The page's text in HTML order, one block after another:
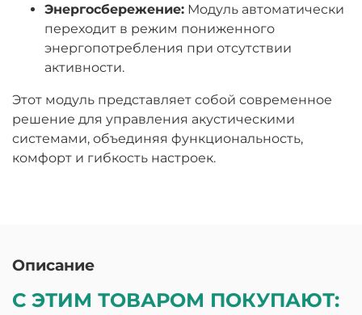
Энергосбережение: Модуль автоматически
переходит в режим пониженного
энергопотребления при отсутствии
активности.
Этот модуль представляет собой современное
решение для управления акустическими
системами, объединяя функциональность,
комфорт и гибкость настроек.
Описание
С ЭТИМ ТОВАРОМ ПОКУПАЮТ: